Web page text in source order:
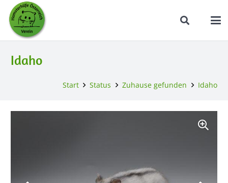
Idaho
Start Status Zuhause gefunden Idaho